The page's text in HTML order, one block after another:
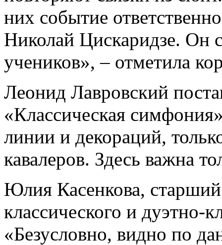
них событие
Николай Цискаридзе. Он
учеников», – отметила
Леонид Лавровский
«Классическая
линии и декораций,
кавалеров. Здесь важна
Юлия Касенкова,
классического и дуэтно-
«Безусловно, видно по